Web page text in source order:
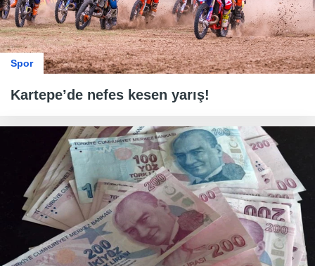
Spor
Kartepe’de nefes kesen yarış!